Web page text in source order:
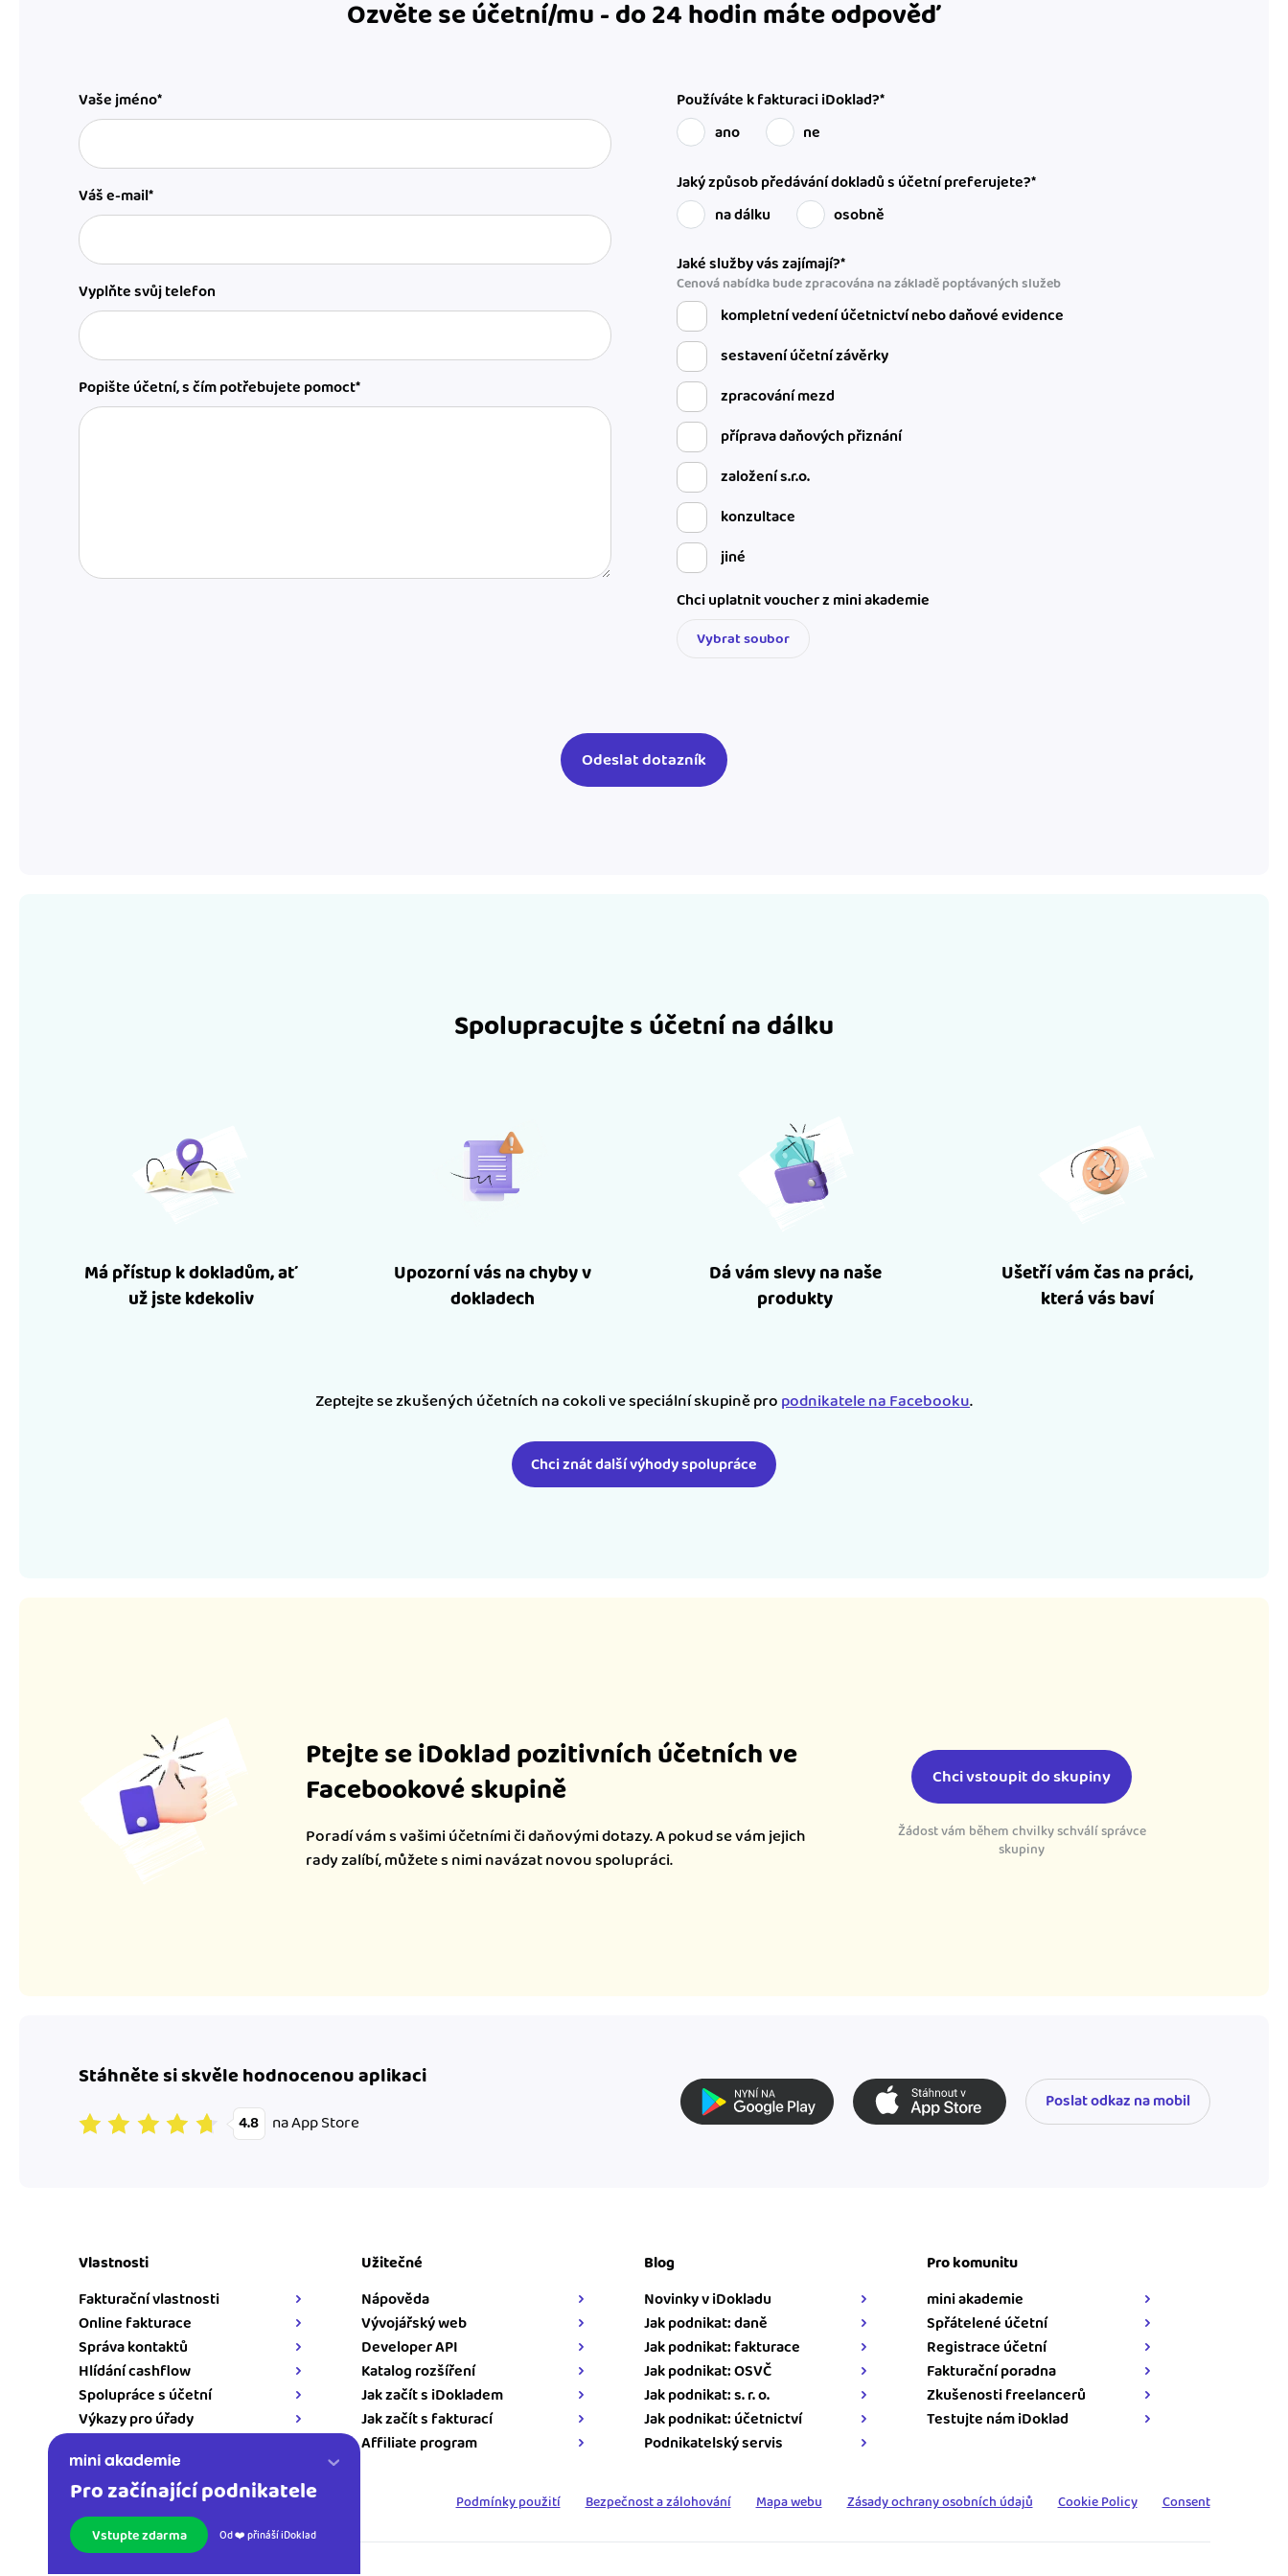
Ozvěte se účetní/mu - do 24 hodin máte odpověď
Vaše jméno*
Váš e-mail*
Vyplňte svůj telefon
Popište účetní, s čím potřebujete pomoct*
Používáte k fakturaci iDoklad?*
ano
ne
Jaký způsob předávání dokladů s účetní preferujete?*
na dálku
osobně
Jaké služby vás zajímají?*
Cenová nabídka bude zpracována na základě poptávaných služeb
kompletní vedení účetnictví nebo daňové evidence
sestavení účetní závěrky
zpracování mezd
příprava daňových přiznání
založení s.r.o.
konzultace
jiné
Chci uplatnit voucher z mini akademie
Vybrat soubor
Spolupracujte s účetní na dálku
Má přístup k dokladům, ať
už jste kdekoliv
Upozorní vás na chyby v
dokladech
Dá vám slevy na naše
produkty
Ušetří vám čas na práci,
která vás baví
Zeptejte se zkušených účetních na cokoli ve speciální skupině propodnikatele na Facebooku.
Chci znát další výhody spolupráce
Ptejte se iDoklad pozitivních účetních ve
Facebookové skupině
Poradí vám s vašimi účetními či daňovými dotazy. A pokud se vám jejich
rady zalíbí, můžete s nimi navázat novou spolupráci.
Chci vstoupit do skupiny
Žádost vám během chvilky schválí správce
skupiny
Stáhněte si skvěle hodnocenou aplikaci
4.8 na App Store
Poslat odkaz na mobil
Pro začínající podnikatele
Vstupte zdarma Od ❤️ přináší iDoklad
Vlastnosti
Fakturační vlastnosti
Online fakturace
Správa kontaktů
Hlídání cashflow
Spolupráce s účetní
Výkazy pro úřady
Užitečné
Nápověda
Vývojářský web
Developer API
Katalog rozšíření
Jak začít s iDokladem
Jak začít s fakturací
Affiliate program
Blog
Novinky v iDokladu
Jak podnikat: daně
Jak podnikat: fakturace
Jak podnikat: OSVČ
Jak podnikat: s. r. o.
Jak podnikat: účetnictví
Podnikatelský servis
Pro komunitu
mini akademie
Spřátelené účetní
Registrace účetní
Fakturační poradna
Zkušenosti freelancerů
Testujte nám iDoklad
Kontakt Podmínky použití Bezpečnost a zálohování Mapa webu Zásady ochrany osobních údajů Cookie Policy Consent